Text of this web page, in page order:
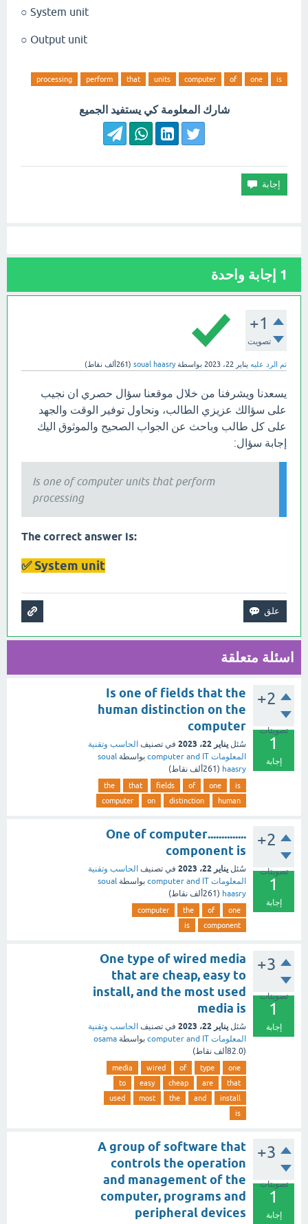
System unit ○
Output unit ○
is
one
of
computer
units
that
perform
processing
شارك المعلومة كي يستفيد الجميع
1 إجابة واحدة
+1
تصويت
تم الرد عليه يناير 22، 2023 بواسطةsoual haasry
(261ألف نقاط)
يسعدنا ويشرفنا من خلال موقعنا سؤال حصري ان نجيب
على سؤالك عزيزي الطالب، ونحاول توفير الوقت والجهد
على كل طالب وباحث عن الجواب الصحيح والموثوق اليك
إجابة سؤال:
Is one of computer units that perform
processing
:The correct answer is
System unit ✅
اسئلة متعلقة
+2
تصويتات
1
إجابة
Is one of fields that the
human distinction on the
computer
سُئل يناير 22، 2023 في تصنيف الحاسب وتقنية
المعلومات computer and IT
بواسطة soual
haasry
( 261ألف نقاط)
is
one
of
fields
that
the
human
distinction
on
computer
+2
تصويتات
1
إجابة
..............One of computer
component is
سُئل يناير 22، 2023 في تصنيف الحاسب وتقنية
المعلومات computer and IT
بواسطة soual
haasry
( 261ألف نقاط)
one
of
the
computer
component
is
+3
تصويتات
1
إجابة
One type of wired media
that are cheap, easy to
install, and the most used
media is
سُئل يناير 22، 2023 في تصنيف الحاسب وتقنية
المعلومات computer and IT
بواسطة osama
(82.0ألف نقاط)
one
type
of
wired
media
that
are
cheap
easy
to
install
and
the
most
used
is
+3
تصويتات
1
إجابة
A group of software that
controls the operation
and management of the
computer, programs and
peripheral devices